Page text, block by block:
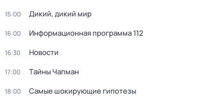
15:00 Дикий, дикий мир
16:00 Информационная программа 112
16:30 Новости
17:00 Тaйны Чапман
18:00 Самые шoкиpующие гипотезы